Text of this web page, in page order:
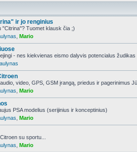
ir jo renginius
"Citrina"? Tuomet klausk čia ;)
Mario
- nes kiekvienas eismo dalyvis potencialus žudikas
video, GPS, GSM įrangą, priedus ir pagerinimus
Mario
PSA modelius (serijinius ir konceptinius)
Mario
su sportu...
Mario